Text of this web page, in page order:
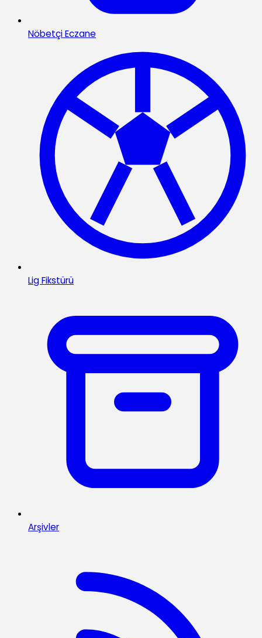
Nöbetçi Eczane
Lig Fikstürü
Arşivler